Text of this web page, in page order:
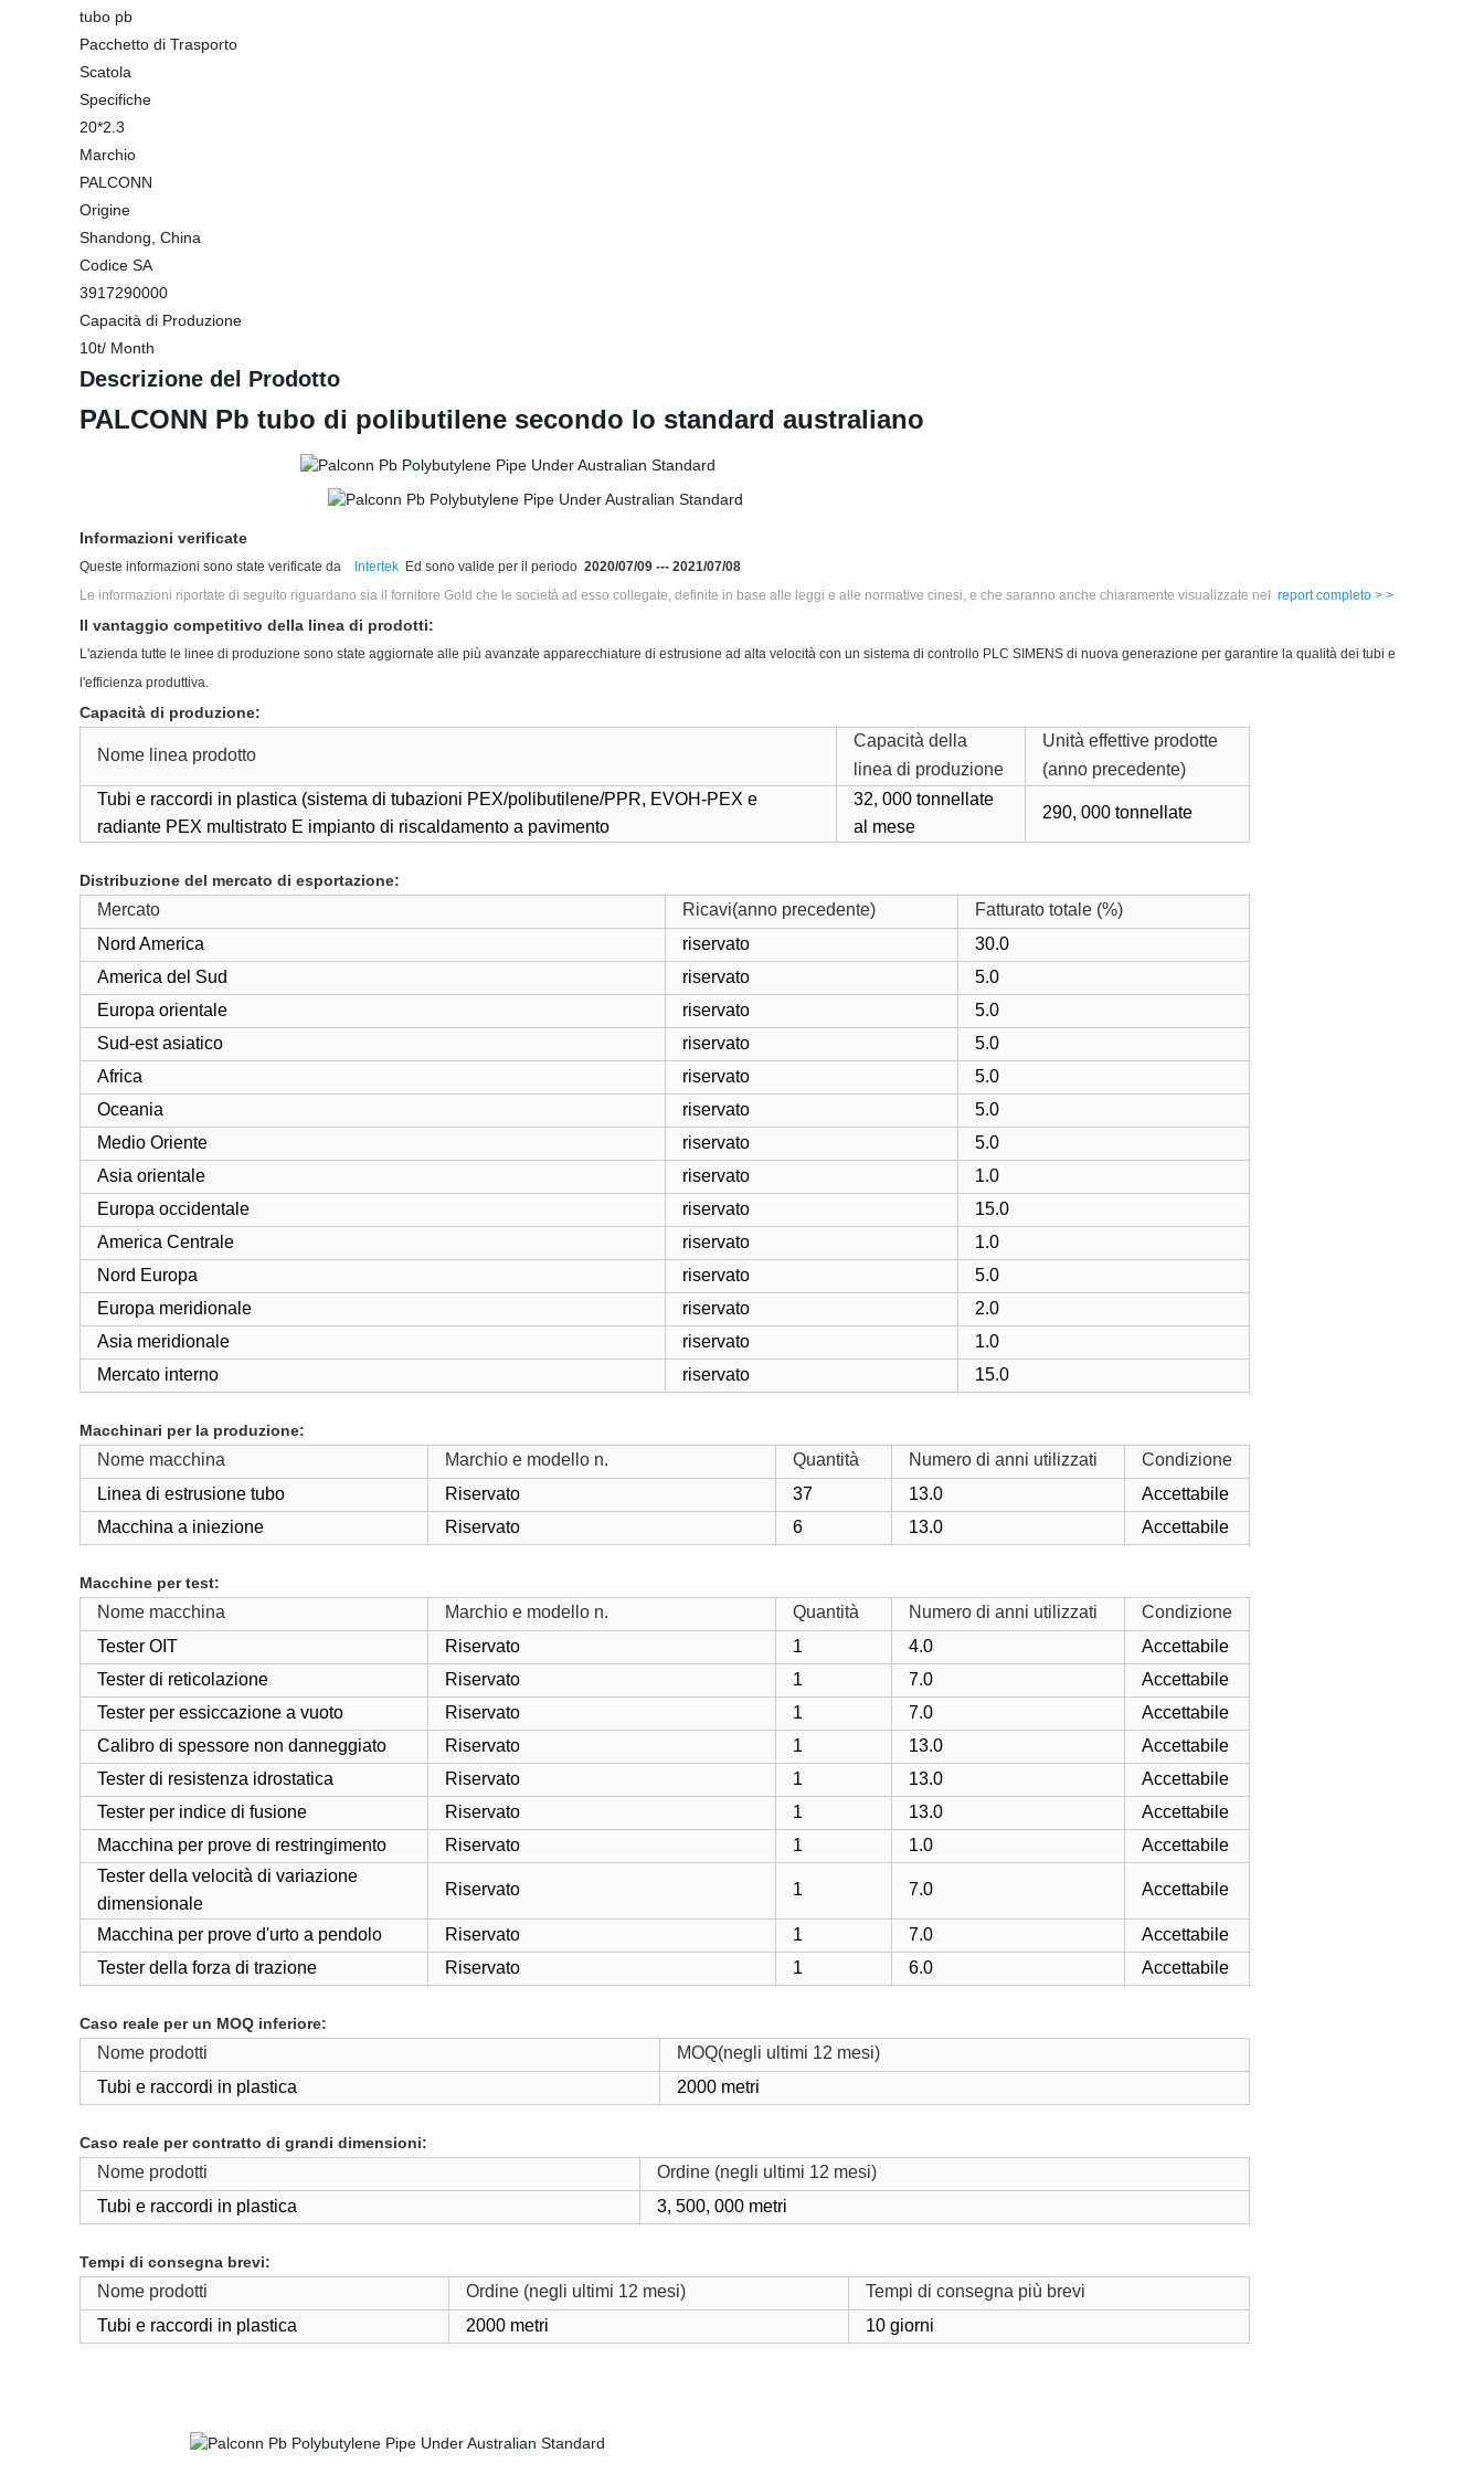
tubo pb
Pacchetto di Trasporto
Scatola
Specifiche
20*2.3
Marchio
PALCONN
Origine
Shandong, China
Codice SA
3917290000
Capacità di Produzione
10t/ Month
Descrizione del Prodotto
PALCONN Pb tubo di polibutilene secondo lo standard australiano
Informazioni verificate
Queste informazioni sono state verificate da Intertek Ed sono valide per il periodo 2020/07/09 --- 2021/07/08
Le informazioni riportate di seguito riguardano sia il fornitore Gold che le società ad esso collegate, definite in base alle leggi e alle normative cinesi, e che saranno anche chiaramente visualizzate nel report completo > >
Il vantaggio competitivo della linea di prodotti:
L'azienda tutte le linee di produzione sono state aggiornate alle più avanzate apparecchiature di estrusione ad alta velocità con un sistema di controllo PLC SIMENS di nuova generazione per garantire la qualità dei tubi e
l'efficienza produttiva.
Capacità di produzione:
Nome linea prodotto
Capacità della
linea di produzione
Unità effettive prodotte
(anno precedente)
Tubi e raccordi in plastica (sistema di tubazioni PEX/polibutilene/PPR, EVOH-PEX e
radiante PEX multistrato E impianto di riscaldamento a pavimento
32, 000 tonnellate
al mese
290, 000 tonnellate
Distribuzione del mercato di esportazione:
Mercato Ricavi(anno precedente)
Fatturato totale (%)
Nord America
riservato
30.0
America del Sud
riservato
5.0
Europa orientale
riservato
5.0
Sud-est asiatico
riservato
5.0
Africa
riservato
5.0
Oceania
riservato
5.0
Medio Oriente
riservato
5.0
Asia orientale
riservato
1.0
Europa occidentale
riservato
15.0
America Centrale
riservato
1.0
Nord Europa
riservato
5.0
Europa meridionale
riservato
2.0
Asia meridionale
riservato
1.0
Mercato interno
riservato 15.0
Macchinari per la produzione:
Nome macchina Marchio e modello n. Quantità Numero di anni utilizzati
Condizione
Linea di estrusione tubo
Riservato 37 13.0
Accettabile
Macchina a iniezione
Riservato 6 13.0 Accettabile
Macchine per test:
Nome macchina Marchio e modello n. Quantità Numero di anni utilizzati
Condizione
Tester OIT
Riservato 1 4.0
Accettabile
Tester di reticolazione
Riservato 1 7.0
Accettabile
Tester per essiccazione a vuoto
Riservato 1 7.0
Accettabile
Calibro di spessore non danneggiato
Riservato 1 13.0
Accettabile
Tester di resistenza idrostatica
Riservato 1 13.0
Accettabile
Tester per indice di fusione
Riservato 1 13.0
Accettabile
Macchina per prove di restringimento
Riservato 1 1.0
Accettabile
Tester della velocità di variazione
dimensionale
Riservato 1 7.0 Accettabile
Macchina per prove d'urto a pendolo Riservato 1 7.0
Accettabile
Tester della forza di trazione
Riservato 1 6.0 Accettabile
Caso reale per un MOQ inferiore:
Nome prodotti
MOQ(negli ultimi 12 mesi)
Tubi e raccordi in plastica
2000 metri
Caso reale per contratto di grandi dimensioni:
Nome prodotti
Ordine (negli ultimi 12 mesi)
Tubi e raccordi in plastica
3, 500, 000 metri
Tempi di consegna brevi:
Nome prodotti Ordine (negli ultimi 12 mesi)
Tempi di consegna più brevi
Tubi e raccordi in plastica
2000 metri 10 giorni